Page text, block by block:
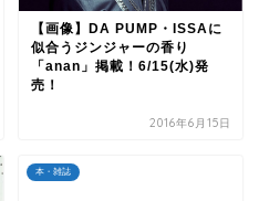
【画像】DA PUMP・ISSAに
似合うジンジャーの香り
「anan」掲載！6/15(水)発
売！
2016年6月15日
本・雑誌